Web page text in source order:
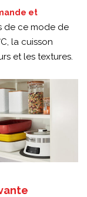
et
de ce mode de
la cuisson
et les textures.